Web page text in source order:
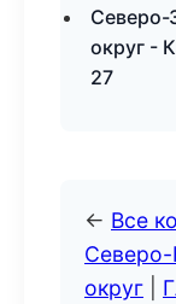
Северо-
округ -
27
← Все
Северо-
округ